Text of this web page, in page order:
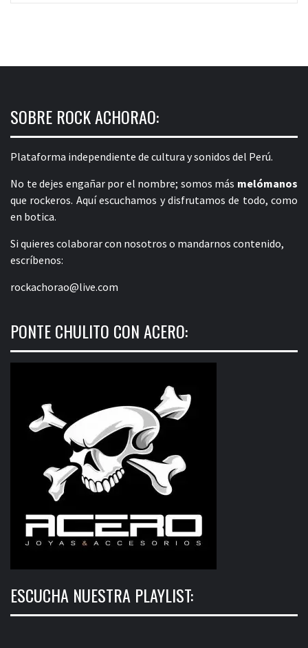
SOBRE ROCK ACHORAO:
Plataforma independiente de cultura y sonidos del Perú.
No te dejes engañar por el nombre; somos más melómanos
que rockeros. Aquí escuchamos y disfrutamos de todo, como
en botica.
Si quieres colaborar con nosotros o mandarnos contenido,
escríbenos:
rockachorao@live.com
PONTE CHULITO CON ACERO:
ESCUCHA NUESTRA PLAYLIST: